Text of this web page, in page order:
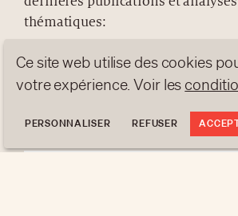
thématiques:
NEWS GEN Z
TRENDS TO WATCH
À PROPOS
PROTECTION DES DONNÉES
contact@luxurytribune.com
Conçu parAntistatique
Ce site web utilise des cookies
votre expérience. Voir les
PERSONNALISER REFUSER